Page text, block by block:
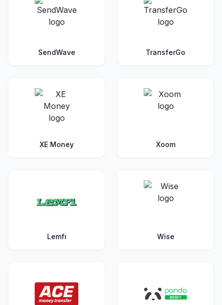
SendWave TransferGo
XE Money Xoom
Lemfi Wise